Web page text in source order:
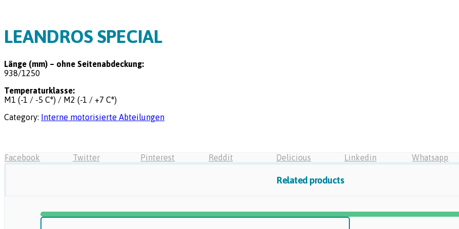
LEANDROS SPECIAL
Länge (mm) – ohne Seitenabdeckung:
938/1250
Temperaturklasse:
M1 (-1 / -5 C°) / M2 (-1 / +7 C°)
Category: Interne motorisierte Abteilungen
Facebook Twitter Pinterest Reddit Delicious Linkedin Whatsapp
Related products